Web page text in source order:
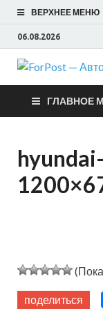
ВЕРХНЕЕ МЕНЮ
06.08.2026
ГЛАВНОЕ
поделиться